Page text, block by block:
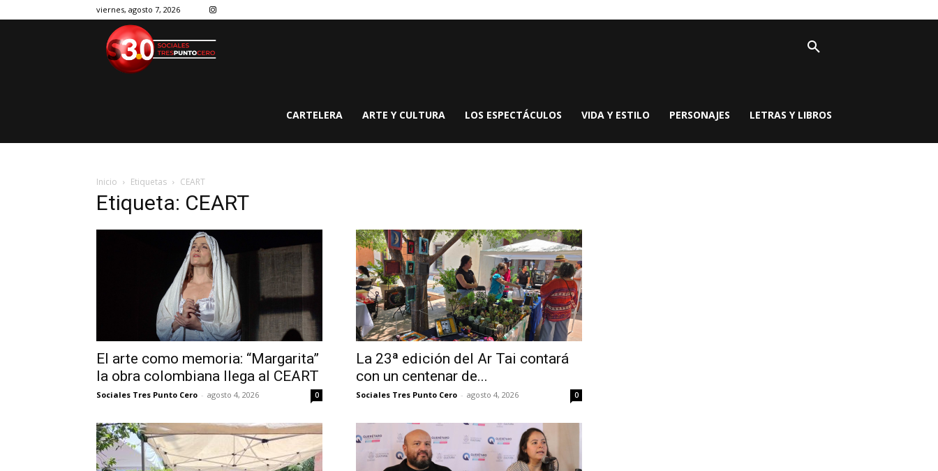
viernes, agosto 7, 2026
CARTELERA ARTE Y CULTURA LOS ESPECTÁCULOS VIDA Y ESTILO PERSONAJES LETRAS Y LIBROS
Inicio Etiquetas CEART
Etiqueta: CEART
El arte como memoria: “Margarita”
la obra colombiana llega al CEART
Sociales Tres Punto Cero - agosto 4, 2026 0
La 23ª edición del Ar Tai contará
con un centenar de...
Sociales Tres Punto Cero - agosto 4, 2026 0